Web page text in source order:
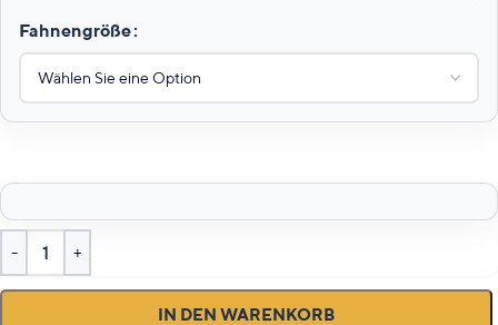
Fahnengröße
IN DEN WARENKORB